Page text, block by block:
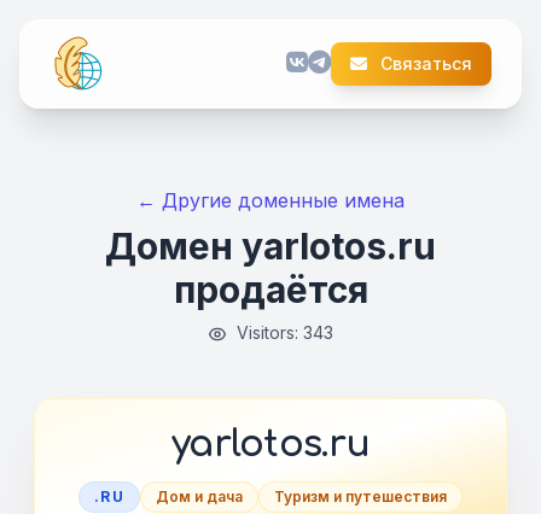
Связаться
← Другие доменные имена
Домен yarlotos.ru
продаётся
Visitors: 343
yarlotos.ru
.RU Дом и дача Туризм и путешествия